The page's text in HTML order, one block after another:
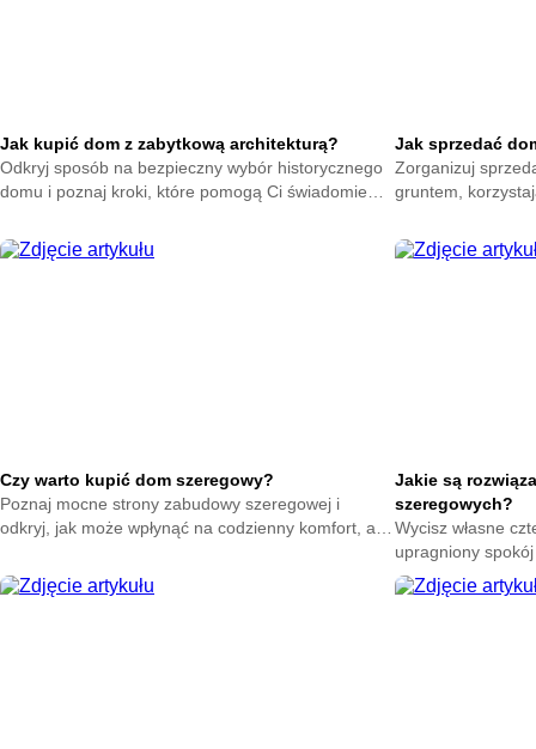
Jak kupić dom z zabytkową architekturą?
Odkryj sposób na bezpieczny wybór historycznego
domu i poznaj kroki, które pomogą Ci świadomie
przed zakupem.
Jak sprzedać
Zorganizuj
gruntem,
sprawnie
Czy warto kupić dom szeregowy?
Poznaj mocne strony zabudowy szeregowej i
odkryj, jak może wpłynąć na codzienny komfort, aby
dopasowaną do swoich potrzeb.
Jakie są
szeregowych?
Wycisz własne
upragniony
skuteczne ekrany
zza bocznej